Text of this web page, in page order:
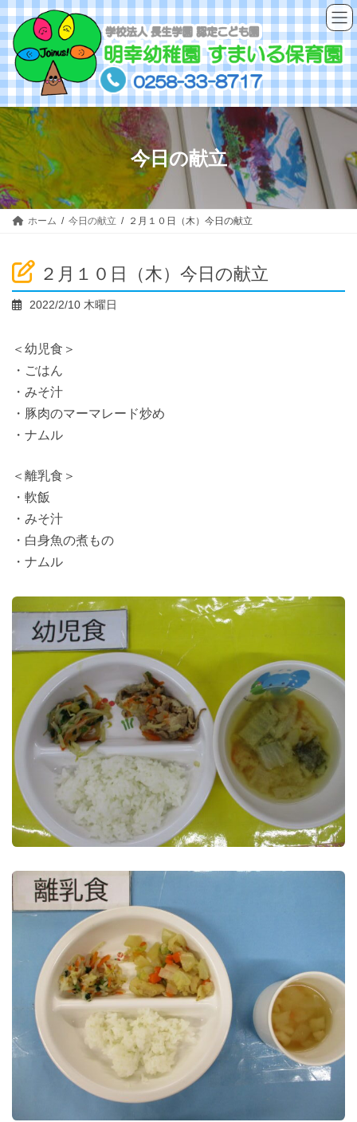
コ
ン
テ
ン
ツ
へ
ス
キ
ッ
プ
ナ
ビ
ゲ
ー
シ
ョ
ン
に
移
動
今日の献立
ホーム 今日の献立 ２月１０日（木）今日の献立
２月１０日（木）今日の献立
2022/2/10 木曜日
＜幼児食＞
・ごはん
・みそ汁
・豚肉のマーマレード炒め
・ナムル
＜離乳食＞
・軟飯
・みそ汁
・白身魚の煮もの
・ナムル